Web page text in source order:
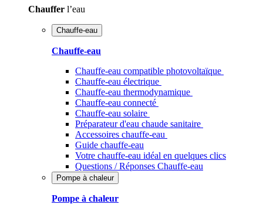
Chauffer l’eau
Chauffe-eau
Chauffe-eau
Chauffe-eau compatible photovoltaïque
Chauffe-eau électrique
Chauffe-eau thermodynamique
Chauffe-eau connecté
Chauffe-eau solaire
Préparateur d'eau chaude sanitaire
Accessoires chauffe-eau
Guide chauffe-eau
Votre chauffe-eau idéal en quelques clics
Questions / Réponses Chauffe-eau
Pompe à chaleur
Pompe à chaleur